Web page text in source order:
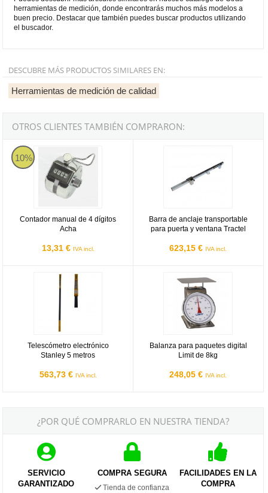
herramientas de medición, donde encontrarás muchos más modelos a
buen precio. Destacar que también puedes buscar productos utilizando
el buscador.
DESCUBRE MÁS PRODUCTOS SIMILARES EN:
Herramientas de medición de calidad
OTROS CLIENTES TAMBIÉN COMPRARON:
10%
Contador manual de 4 dígitos
Acha
13,31 € IVA incl.
Contador manual de 4 dígitos Acha
Barra de anclaje transportable
para puerta y ventana Tractel
623,15 € IVA incl.
Telescómetro electrónico
Stanley 5 metros
563,73 € IVA incl.
Telescómetro electrónico Stanley 5 metros
Balanza para paquetes digital
Limit de 8kg
248,05 € IVA incl.
¿POR QUÉ COMPRARLO EN NUESTRA TIENDA?
SERVICIO
GARANTIZADO
COMPRA SEGURA
Tienda de confianza
FACILIDADES EN LA
COMPRA